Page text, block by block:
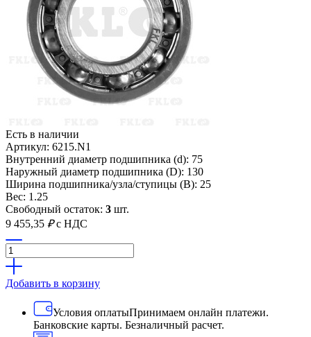
Есть в наличии
Артикул: 6215.N1
Внутренний диаметр подшипника (d): 75
Наружный диаметр подшипника (D): 130
Ширина подшипника/узла/ступицы (B): 25
Вес: 1.25
Свободный остаток: 3 шт.
9 455,35 ₽ с НДС
Добавить в корзину
Условия оплатыПринимаем онлайн платежи.
Банковские карты. Безналичный расчет.